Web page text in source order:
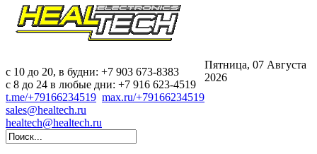
c 10 до 20, в будни: +7 903 673-8383
с 8 до 24 в любые дни: +7 916 623-4519
t.me/+79166234519 max.ru/+79166234519
sales@healtech.ru
healtech@healtech.ru
Пятница, 07 Августа
2026